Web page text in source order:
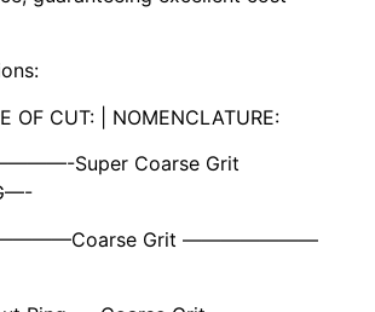
OF CUT: | NOMENCLATURE:
Super Coarse Grit
Grit ———————